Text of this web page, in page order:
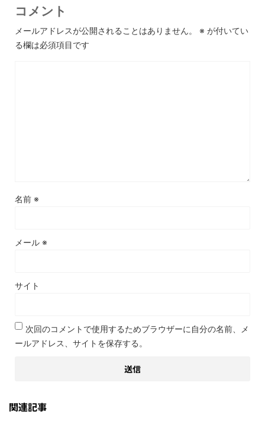
コメント
メールアドレスが公開されることはありません。 ※ が付いてい
る欄は必須項目です
名前 ※
メール ※
サイト
次回のコメントで使用するためブラウザーに自分の名前、メ
ールアドレス、サイトを保存する。
関連記事